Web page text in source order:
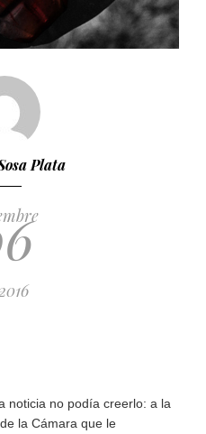
Plata
2016
noticia no podía creerlo: a la
la Cámara que le